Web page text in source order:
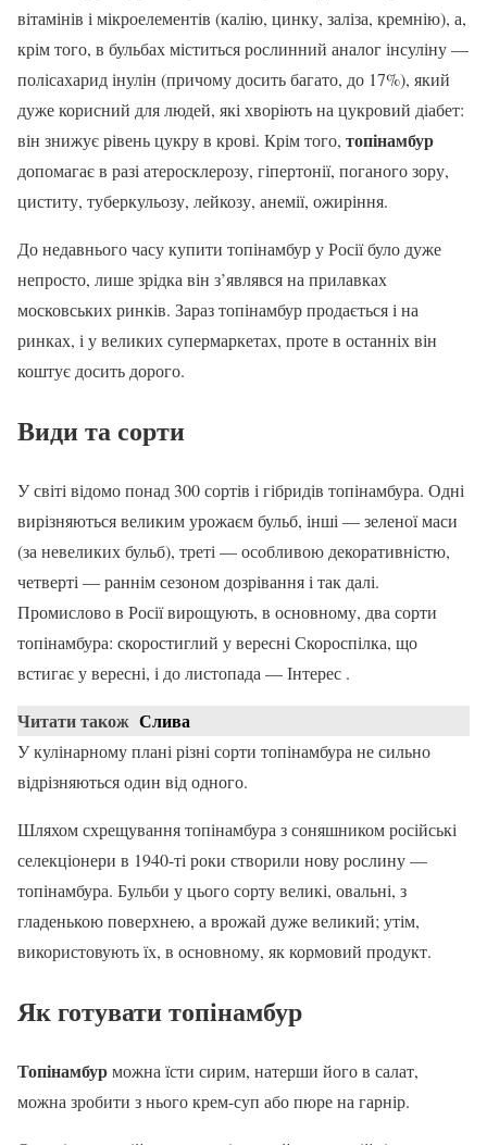
вітамінів і мікроелементів (калію, цинку, заліза, кремнію), а,
крім того, в бульбах міститься рослинний аналог інсуліну —
полісахарид інулін (причому досить багато, до 17%), який
дуже корисний для людей, які хворіють на цукровий діабет:
він знижує рівень цукру в крові. Крім того, топінамбур
допомагає в разі атеросклерозу, гіпертонії, поганого зору,
циститу, туберкульозу, лейкозу, анемії, ожиріння.
До недавнього часу купити топінамбур у Росії було дуже
непросто, лише зрідка він з’являвся на прилавках
московських ринків. Зараз топінамбур продається і на
ринках, і у великих супермаркетах, проте в останніх він
коштує досить дорого.
Види та сорти
У світі відомо понад 300 сортів і гібридів топінамбура. Одні
вирізняються великим урожаєм бульб, інші — зеленої маси
(за невеликих бульб), треті — особливою декоративністю,
четверті — раннім сезоном дозрівання і так далі.
Промислово в Росії вирощують, в основному, два сорти
топінамбура: скоростиглий у вересні Скороспілка, що
встигає у вересні, і до листопада — Інтерес .
Читати також Слива
У кулінарному плані різні сорти топінамбура не сильно
відрізняються один від одного.
Шляхом схрещування топінамбура з соняшником російські
селекціонери в 1940-ті роки створили нову рослину —
топінамбура. Бульби у цього сорту великі, овальні, з
гладенькою поверхнею, а врожай дуже великий; утім,
використовують їх, в основному, як кормовий продукт.
Як готуватитопінамбур
Топінамбурможна їсти сирим, натерши його в салат,
можна зробити з нього крем-суп або пюре на гарнір.